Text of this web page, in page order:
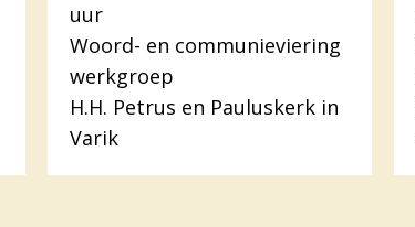
uur
Woord- en communieviering
werkgroep
H.H. Petrus en Pauluskerk in
Varik